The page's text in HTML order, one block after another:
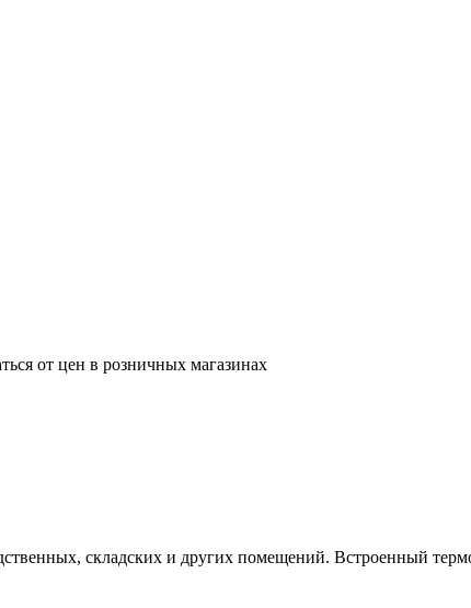
от цен в розничных магазинах
складских и других помещений. Встроенный